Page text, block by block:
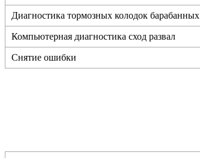
Диагностика тормозных колодок барабанных
Компьютерная диагностика сход развал
Снятие ошибки